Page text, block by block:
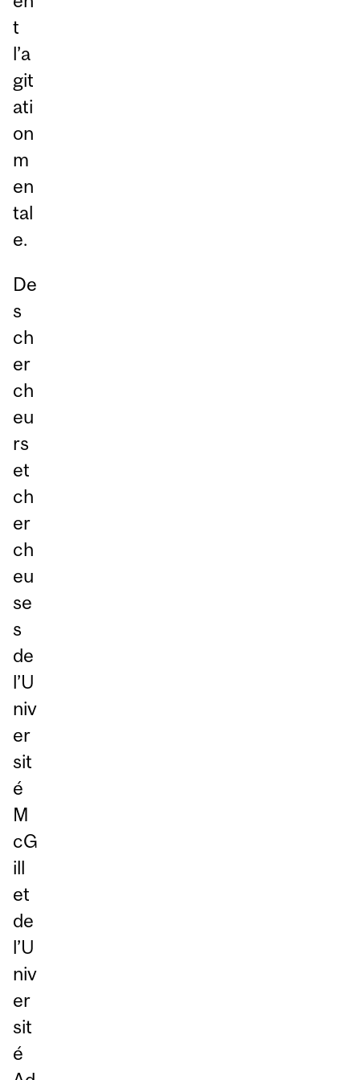
t
l’a
git
ati
on
m
en
tal
e.
De
s
ch
er
ch
eu
rs
et
ch
er
ch
eu
se
s
de
l’U
niv
er
sit
é
M
cG
ill
et
de
l’U
niv
er
sit
é